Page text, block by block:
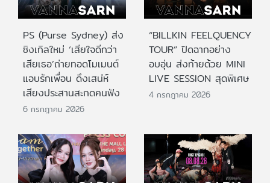
PS (Purse Sydney) ส่ง
ซิงเกิลใหม่ ‘เสียใจดีกว่า
เสียเธอ’ถ่ายทอดโมเมนต์
แอบรักเพื่อน ดึงเสน่ห์
เสียงประสานสะกดคนฟัง
6 กรกฎาคม 2026
“BILLKIN FEELQUENCY
TOUR” ปิดฉากอย่าง
อบอุ่น ส่งท้ายด้วย MINI
LIVE SESSION สุดพิเศษ
4 กรกฎาคม 2026